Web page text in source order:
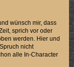
wünsch mir, dass
sprich vor oder
werden. Hier und
nicht
alle In-Character